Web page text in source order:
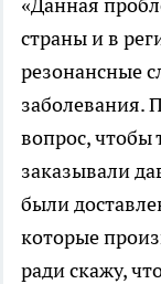
страны и в
резонансные
заболевания.
вопрос, чтобы
заказывали
были
которые
ради скажу,